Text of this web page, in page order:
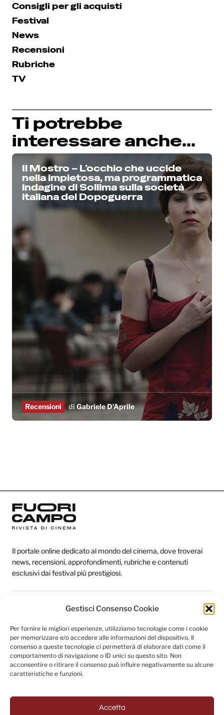
Gestisci Consenso Cookie
Per fornire le migliori esperienze, utilizziamo tecnologie come i cookie
per memorizzare e/o accedere alle informazioni del dispositivo. Il
consenso a queste tecnologie ci permetterà di elaborare dati come il
comportamento di navigazione o ID unici su questo sito. Non
acconsentire o ritirare il consenso può influire negativamente su alcune
caratteristiche e funzioni.
Accetta
Consigli per gli acquisti
Festival
News
Recensioni
Rubriche
TV
Ti potrebbe
interessare anche...
Il Mostro – L’occhio che uccide
nella impietosa, ma programmatica
indagine di Sollima sulla società
italiana del Dopoguerra
Recensioni di Gabriele D'Aprile
Il portale online dedicato al mondo del cinema, dove troverai
news, recensioni, approfondimenti, rubriche e contenuti
esclusivi dai festival più prestigiosi.
Redazione
Categorie
Link utili